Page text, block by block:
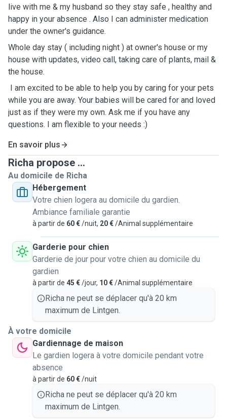
live with me & my husband so they stay safe , healthy and
happy in your absence . Also I can administer medication
under the owner's guidance.
Whole day stay ( including night ) at owner's house or my
house with updates, video call, taking care of plants, mail &
the house.
I am excited to be able to help you by caring for your pets
while you are away. Your babies will be cared for and loved
just as if they were my own. Ask me if you have any
questions. I am flexible to your needs :)
En savoir plus
Richa propose ...
Au domicile de Richa
Hébergement
Votre chien logera au domicile du gardien.
Ambiance familiale garantie
à partir de 60 €/nuit, 20 €/Animal supplémentaire
Garderie pour chien
Garderie de jour pour votre chien au domicile du
gardien
à partir de 45 €/jour, 10 €/Animal supplémentaire
Richa ne peut se déplacer qu'à 20 km
maximum de Lintgen.
À votre domicile
Gardiennage de maison
Le gardien logera à votre domicile pendant votre
absence
à partir de 60 €/nuit
Richa ne peut se déplacer qu'à 20 km
maximum de Lintgen.